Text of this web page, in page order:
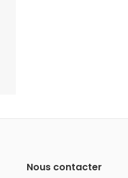
Nous contacter